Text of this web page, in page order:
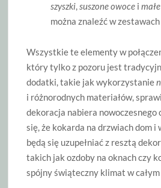
szyszki,suszone owoce i
można znaleźć w
Wszystkie te elementy w
który tylko z pozoru jest
dodatki, takie jak wykorzystanie
i różnorodnych materiałów,
dekoracja nabiera
się, że kokarda na drzwiach dom
będą się uzupełniać z resztą
takich jak ozdoby na oknach czy
spójny świąteczny klimat w całym